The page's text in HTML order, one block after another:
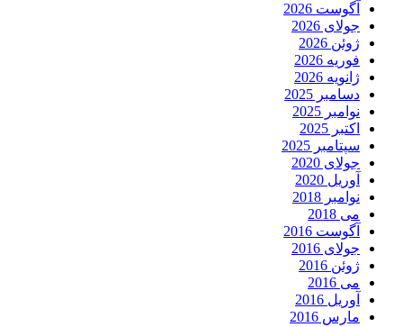
آگوست 2026
جولای 2026
ژوئن 2026
فوریه 2026
ژانویه 2026
دسامبر 2025
نوامبر 2025
اکتبر 2025
سپتامبر 2025
جولای 2020
آوریل 2020
نوامبر 2018
می 2018
آگوست 2016
جولای 2016
ژوئن 2016
می 2016
آوریل 2016
مارس 2016